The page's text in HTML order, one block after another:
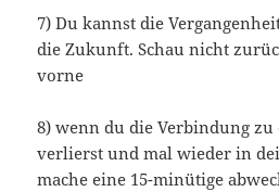
7) Du kannst die
die Zukunft. Schau nicht
vorne
8) wenn du die Verbindung
verlierst und mal wieder in
mache eine 15-minütige